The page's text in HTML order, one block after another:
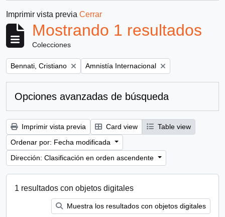
Imprimir vista previa Cerrar
Mostrando 1 resultados
Colecciones
Remove filter:
Bennati, Cristiano Remove filter:
Amnistía Internacional
Opciones avanzadas de búsqueda
Imprimir vista previa Card view
Table view
Ordenar por: Fecha modificada
Dirección: Clasificación en orden ascendente
1 resultados con objetos digitales
Muestra los resultados con objetos digitales